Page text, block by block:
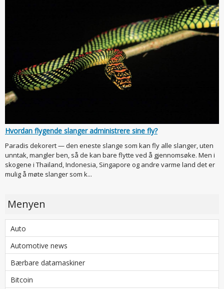
Hvordan flygende slanger administrere sine fly?
Paradis dekorert — den eneste slange som kan fly alle slanger, uten
unntak, mangler ben, så de kan bare flytte ved å gjennomsøke. Men i
skogene i Thailand, Indonesia, Singapore og andre varme land det er
mulig å møte slanger som k...
Menyen
Auto
Automotive news
Bærbare datamaskiner
Bitcoin